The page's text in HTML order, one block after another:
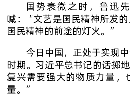
国势衰微之时，鲁迅
喊：“文艺是国民精神所发
国民精神的前途的灯火。”
今日中国，正处于实现
时期。习近平总书记的话掷
复兴需要强大的物质力量，
量。”